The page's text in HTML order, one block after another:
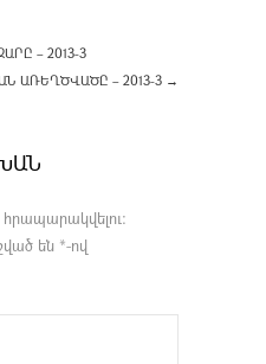
– 2013-3
ԱՌԵՂԾՎԱԾԸ – 2013-3 →
են *-ով